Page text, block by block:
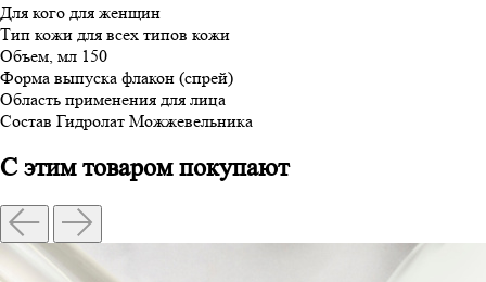
Для кого для женщин
Тип кожи для всех типов кожи
Объем, мл 150
Форма выпуска флакон (спрей)
Область применения для лица
Состав Гидролат Можжевельника
С этим товаром покупают